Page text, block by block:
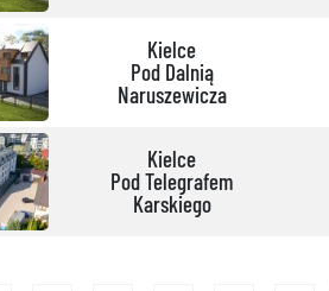
Kielce
Pod Dalnią
Naruszewicza
Kielce
Pod Telegrafem
Karskiego